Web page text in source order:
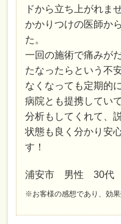
ドから立ち上がれま
かかりつけの医師か
た。
一回の施術で痛みが
たなったらという不
なくなっても定期的
病院とも提携してい
分析もしてくれて、
状態も良く分かり安
す！
浦安市 男性 30代
※お客様の感想であり、効果